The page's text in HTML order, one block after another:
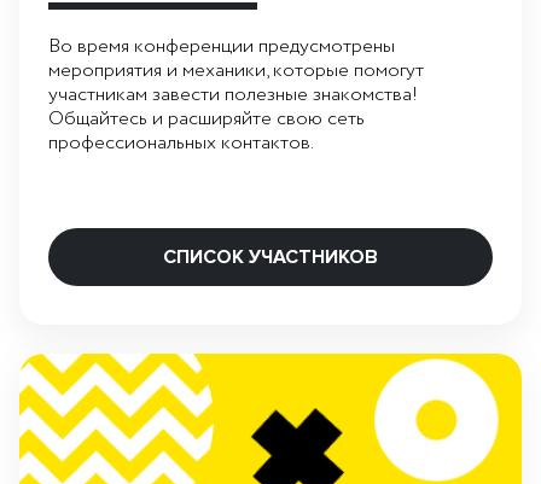
Во время конференции предусмотрены
мероприятия и механики, которые помогут
участникам завести полезные знакомства!
Общайтесь и расширяйте свою сеть
профессиональных контактов.
СПИСОК УЧАСТНИКОВ